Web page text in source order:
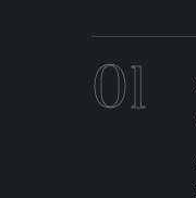
01